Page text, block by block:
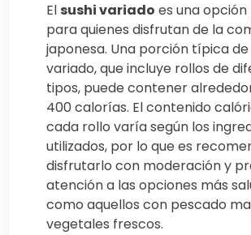
El sushi variado es una
para quienes disfrutan de la
japonesa. Una porción típica de
variado, que incluye rollos de
tipos, puede contener
400 calorías. El contenido
cada rollo varía según los
utilizados, por lo que es
disfrutarlo con moderación y
atención a las opciones más
como aquellos con pescado
vegetales frescos.